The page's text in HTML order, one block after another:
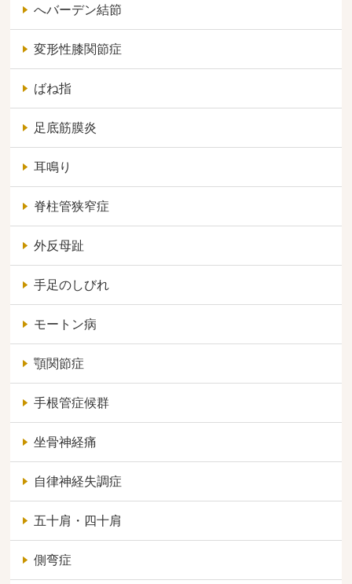
へバーデン結節
変形性膝関節症
ばね指
足底筋膜炎
耳鳴り
脊柱管狭窄症
外反母趾
手足のしびれ
モートン病
顎関節症
手根管症候群
坐骨神経痛
自律神経失調症
五十肩・四十肩
側弯症